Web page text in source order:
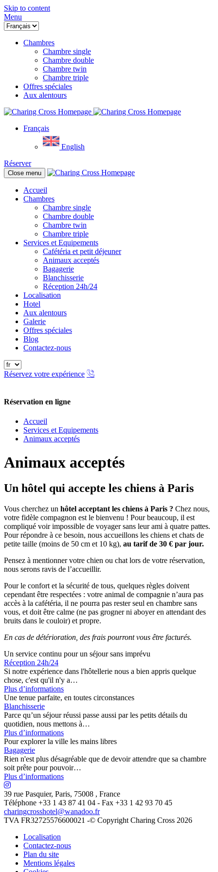
Skip to content
Menu
Chambres
Chambre single
Chambre double
Chambre twin
Chambre triple
Offres spéciales
Aux alentours
Français
English
Réserver
Close menu
Accueil
Chambres
Chambre single
Chambre double
Chambre twin
Chambre triple
Services et Equipements
Cafétéria et petit déjeuner
Animaux acceptés
Bagagerie
Blanchisserie
Réception 24h/24
Localisation
Hotel
Aux alentours
Galerie
Offres spéciales
Blog
Contactez-nous
Réservez votre expérience
Réservation en ligne
FermerAccueil
Services et Equipements
Animaux acceptés
Animaux acceptés
Un hôtel qui accepte les chiens à Paris
Vous cherchez un hôtel acceptant les chiens à Paris ? Chez nous,
votre fidèle compagnon est le bienvenu ! Pour beaucoup, il est
compliqué voir impossible de voyager sans leur ami à quatre pattes.
Pour répondre à ce besoin, nous accueillons les chiens et chats de
petite taille (moins de 50 cm et 10 kg), au tarif de 30 € par jour.
Pensez à mentionner votre chien ou chat lors de votre réservation,
nous serons ravis de l’accueillir.
Pour le confort et la sécurité de tous, quelques règles doivent
cependant être respectées : votre animal de compagnie n’aura pas
accès à la cafétéria, il ne pourra pas rester seul en chambre sans
vous, et doit être calme (ne pas grogner ni aboyer en attendant des
bruits dans le couloir) et propre.
En cas de détérioration, des frais pourront vous être facturés.
Un service continu pour un séjour sans imprévu
Réception 24h/24
Si notre expérience dans l'hôtellerie nous a bien appris quelque
chose, c'est qu'il n'y a…
Plus d’informations
Une tenue parfaite, en toutes circonstances
Blanchisserie
Parce qu’un séjour réussi passe aussi par les petits détails du
quotidien, nous mettons à…
Plus d’informations
Pour explorer la ville les mains libres
Bagagerie
Rien n'est plus désagréable que de devoir attendre que sa chambre
soit prête pour pouvoir…
Plus d’informations
39 rue Pasquier, Paris, 75008 , France
Téléphone +33 1 43 87 41 04 - Fax +33 1 42 93 70 45
charingcrosshotel@wanadoo.fr
TVA FR32725576600021 -© Copyright Charing Cross 2026
Localisation
Contactez-nous
Plan du site
Mentions légales